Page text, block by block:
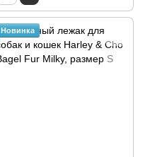
Новинка